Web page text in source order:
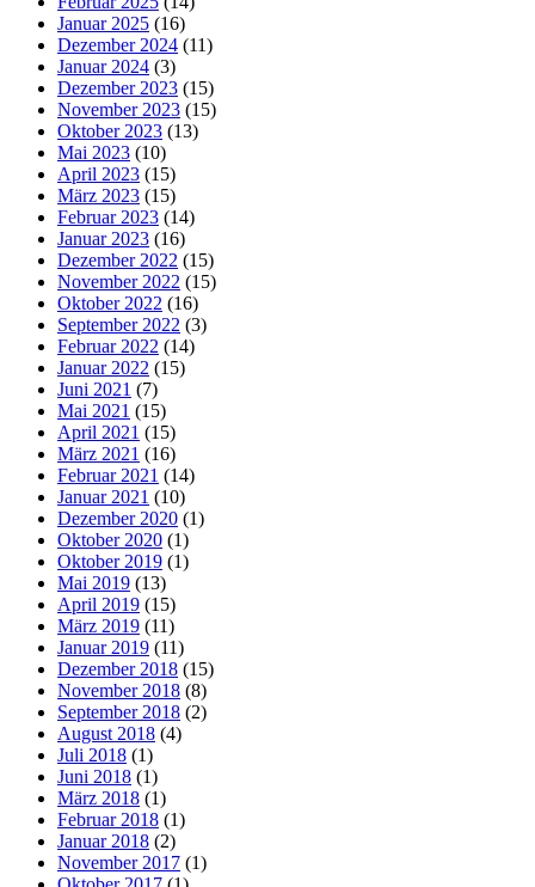
Januar 2025 (16)
Dezember 2024 (11)
Januar 2024 (3)
Dezember 2023 (15)
November 2023 (15)
Oktober 2023 (13)
Mai 2023 (10)
April 2023 (15)
März 2023 (15)
Februar 2023 (14)
Januar 2023 (16)
Dezember 2022 (15)
November 2022 (15)
Oktober 2022 (16)
September 2022 (3)
Februar 2022 (14)
Januar 2022 (15)
Juni 2021 (7)
Mai 2021 (15)
April 2021 (15)
März 2021 (16)
Februar 2021 (14)
Januar 2021 (10)
Dezember 2020 (1)
Oktober 2020 (1)
Oktober 2019 (1)
Mai 2019 (13)
April 2019 (15)
März 2019 (11)
Januar 2019 (11)
Dezember 2018 (15)
November 2018 (8)
September 2018 (2)
August 2018 (4)
Juli 2018 (1)
Juni 2018 (1)
März 2018 (1)
Februar 2018 (1)
Januar 2018 (2)
November 2017 (1)